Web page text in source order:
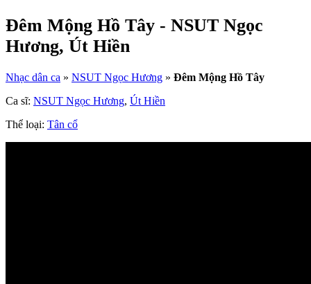
Đêm Mộng Hồ Tây - NSUT Ngọc
Hương, Út Hiền
Nhạc dân ca » NSUT Ngọc Hương » Đêm Mộng Hồ Tây
Ca sĩ: NSUT Ngọc Hương, Út Hiền
Thể loại: Tân cổ